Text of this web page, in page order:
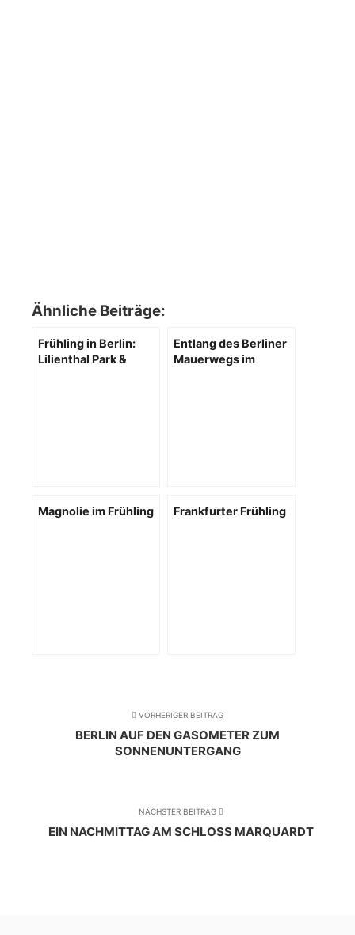
Ähnliche Beiträge:
Frühling in Berlin:
Lilienthal Park &
Entlang des Berliner
Mauerwegs im
Magnolie im Frühling Frankfurter Frühling
VORHERIGER BEITRAG
BERLIN AUF DEN GASOMETER ZUM
SONNENUNTERGANG
NÄCHSTER BEITRAG
EIN NACHMITTAG AM SCHLOSS MARQUARDT